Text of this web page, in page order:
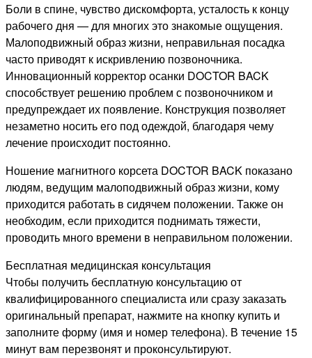
Боли в спине, чувство дискомфорта, усталость к концу
рабочего дня — для многих это знакомые ощущения.
Малоподвижный образ жизни, неправильная посадка
часто приводят к искривлению позвоночника.
Инновационный корректор осанки DOCTOR BACK
способствует решению проблем с позвоночником и
предупреждает их появление. Конструкция позволяет
незаметно носить его под одеждой, благодаря чему
лечение происходит постоянно.
Ношение магнитного корсета DOCTOR BACK показано
людям, ведущим малоподвижный образ жизни, кому
приходится работать в сидячем положении. Также он
необходим, если приходится поднимать тяжести,
проводить много времени в неправильном положении.
Бесплатная медицинская консультация
Чтобы получить бесплатную консультацию от
квалифицированного специалиста или сразу заказать
оригинальный препарат, нажмите на кнопку купить и
заполните форму (имя и номер телефона). В течение 15
минут вам перезвонят и проконсультируют.